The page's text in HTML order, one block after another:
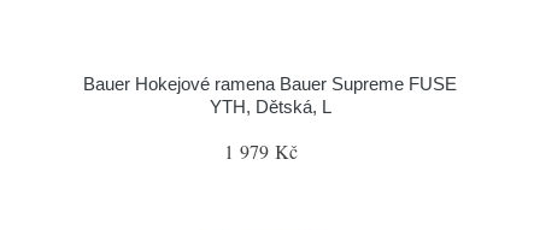
Bauer Hokejové ramena Bauer Supreme FUSE
YTH, Dětská, L
1 979 Kč